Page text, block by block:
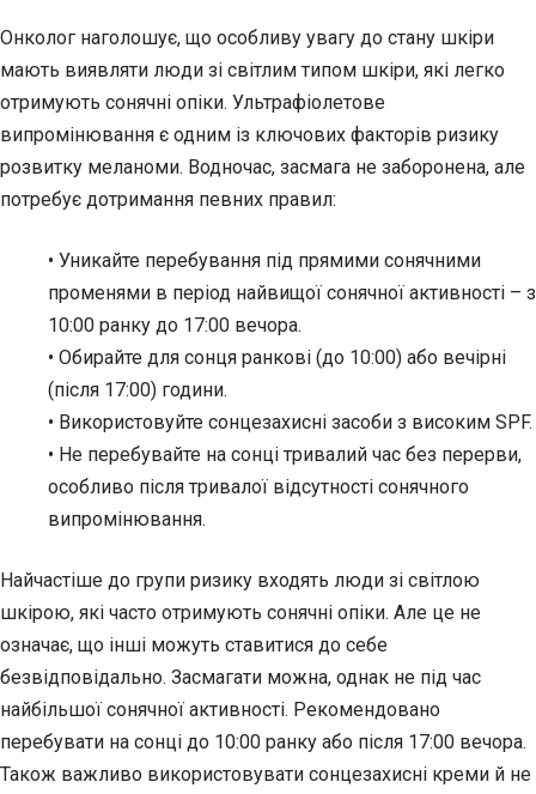
Онколог наголошує, що особливу увагу до стану шкіри
мають виявляти люди зі світлим типом шкіри, які легко
отримують сонячні опіки. Ультрафіолетове
випромінювання є одним із ключових факторів ризику
розвитку меланоми. Водночас, засмага не заборонена, але
потребує дотримання певних правил:
• Уникайте перебування під прямими сонячними
променями в період найвищої сонячної активності – з
10:00 ранку до 17:00 вечора.
• Обирайте для сонця ранкові (до 10:00) або вечірні
(після 17:00) години.
• Використовуйте сонцезахисні засоби з високим SPF.
• Не перебувайте на сонці тривалий час без перерви,
особливо після тривалої відсутності сонячного
випромінювання.
Найчастіше до групи ризику входять люди зі світлою
шкірою, які часто отримують сонячні опіки. Але це не
означає, що інші можуть ставитися до себе
безвідповідально. Засмагати можна, однак не під час
найбільшої сонячної активності. Рекомендовано
перебувати на сонці до 10:00 ранку або після 17:00 вечора.
Також важливо використовувати сонцезахисні креми й не